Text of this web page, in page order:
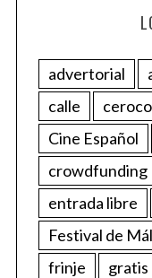
advertorial
calle
Cine Español
crowdfunding
entrada libre
Festival de
frinje
gratis